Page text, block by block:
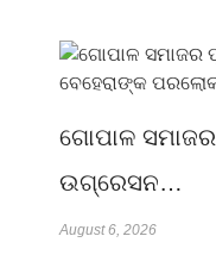
ଗୋପାଳ
ଉଗ୍ରେସନ…
August 6, 2026